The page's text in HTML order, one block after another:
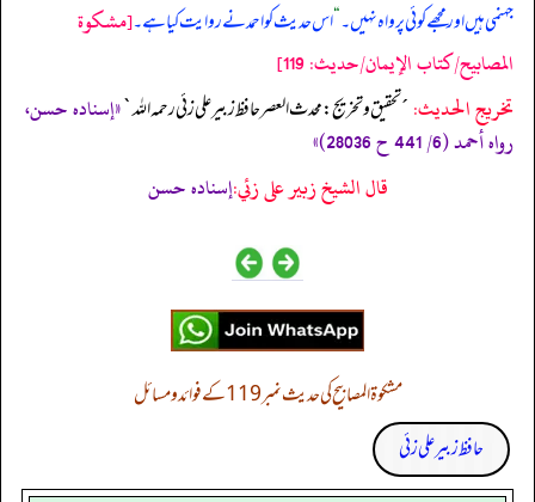
جہنمی ہیں اور مجھے کوئی پرواہ نہیں۔“اس حدیث کو احمد نے روایت کیا ہے۔[مشكوة
المصابيح/كتاب الإيمان/حدیث: 119]
تخریج الحدیث: ´تحقيق و تخريج: محدث العصر حافظ زبير على زئي رحمه الله`«إسناده حسن،
رواه أحمد (6/ 441 ح 28036)»
قال الشيخ زبير على زئي:إسناده حسن
مشکوۃ المصابیح کی حدیث نمبر 119 کے فوائد و مسائل
حافظ زبیر علی زئی